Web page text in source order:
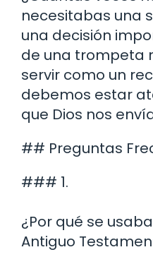
necesitabas una
una decisión
de una trompeta
servir como un
debemos estar
que Dios nos
## Preguntas
### 1.
¿Por qué se
Antiguo